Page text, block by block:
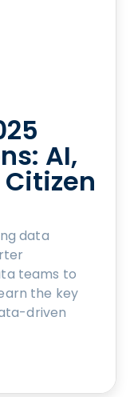
AI,
data
teams to
the key
driven